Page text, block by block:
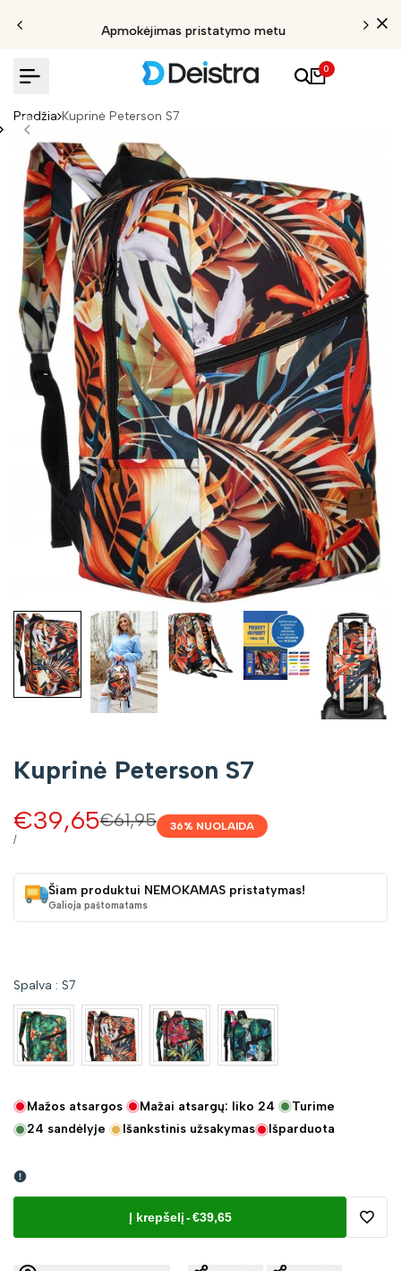
Apmokėjimas pristatymo metu
0
Pradžia Kuprinė Peterson S7
Kuprinė Peterson S7
Įprasta
€61,95
Pardavimo
kaina
€39,65
VIENETO
/
36% NUOLAIDA
Šiam produktui NEMOKAMAS pristatymas!
Galioja paštomatams
Spalva : S7
Mažos atsargos Mažai atsargų: liko 24
Turime
24 sandėlyje Išankstinis užsakymas Išparduota
Į krepšelį-€39,65